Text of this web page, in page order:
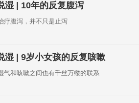
湿 | 10年的反复腹泻
疗腹泻，并不只是止泻
湿 | 9岁小女孩的反复咳嗽
气和咳嗽之间也有千丝万缕的联系